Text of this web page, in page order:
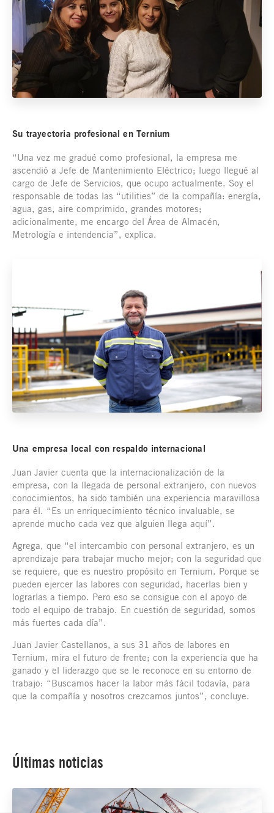
Su trayectoria profesional en Ternium
“Una vez me gradué como profesional, la empresa me
ascendió a Jefe de Mantenimiento Eléctrico; luego llegué al
cargo de Jefe de Servicios, que ocupo actualmente. Soy el
responsable de todas las “utilities” de la compañía: energía,
agua, gas, aire comprimido, grandes motores;
adicionalmente, me encargo del Área de Almacén,
Metrología e intendencia”, explica.
Una empresa local con respaldo internacional
Juan Javier cuenta que la internacionalización de la
empresa, con la llegada de personal extranjero, con nuevos
conocimientos, ha sido también una experiencia maravillosa
para él. “Es un enriquecimiento técnico invaluable, se
aprende mucho cada vez que alguien llega aquí”.
Agrega, que “el intercambio con personal extranjero, es un
aprendizaje para trabajar mucho mejor; con la seguridad que
se requiere, que es nuestro propósito en Ternium. Porque se
pueden ejercer las labores con seguridad, hacerlas bien y
lograrlas a tiempo. Pero eso se consigue con el apoyo de
todo el equipo de trabajo. En cuestión de seguridad, somos
más fuertes cada día”.
Juan Javier Castellanos, a sus 31 años de labores en
Ternium, mira el futuro de frente; con la experiencia que ha
ganado y el liderazgo que se le reconoce en su entorno de
trabajo: “Buscamos hacer la labor más fácil todavía, para
que la compañía y nosotros crezcamos juntos”, concluye.
Últimas noticias